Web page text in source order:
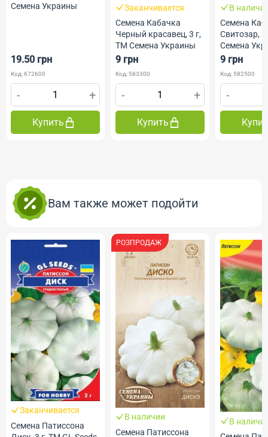
Семена Украины
19.50 грн
Код: 672600
- +
Купить
Заканчивается
Семена Кабачка
Черный красавец, 3 г,
ТМ Семена Украины
9 грн
Код: 583300
- +
Купить
В
Семена
Свитозар,
Семена
9 грн
Код: 582500
-
Вам также может подойти
Заканчивается
Семена Патиссона
РОЗПРОДАЖ
В наличии
Семена Патиссона
В